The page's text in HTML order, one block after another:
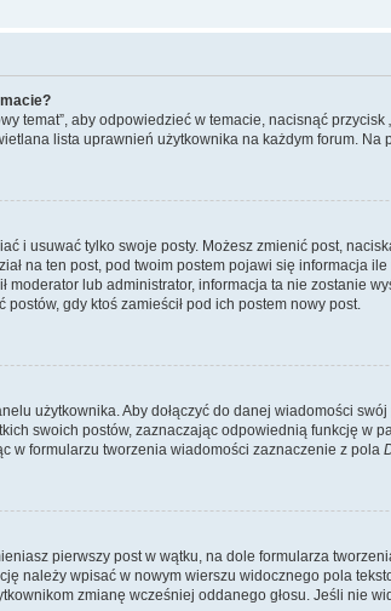
temat”, aby odpowiedzieć w temacie, nacisnąć
lista uprawnień użytkownika na każdym forum. Na
i usuwać tylko swoje posty. Możesz zmienić post,
na ten post, pod twoim postem pojawi się informacja
moderator lub administrator, informacja ta nie zostanie
gdy ktoś zamieścił pod ich postem nowy post.
użytkownika. Aby dołączyć do danej wiadomości
swoich postów, zaznaczając odpowiednią funkcję w
w formularzu tworzenia wiadomości zaznaczenie z pola
pierwszy post w wątku, na dole formularza
należy wpisać w nowym wierszu widocznego pola
zmianę wcześniej oddanego głosu. Jeśli nie